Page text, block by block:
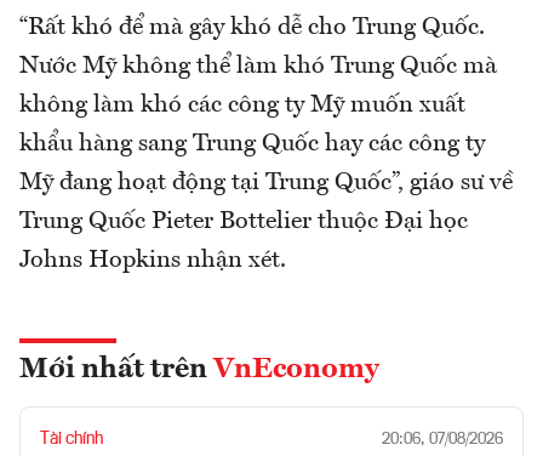
“Rất khó để mà gây khó dễ cho Trung Quốc.
Nước Mỹ không thể làm khó Trung Quốc mà
không làm khó các công ty Mỹ muốn xuất
khẩu hàng sang Trung Quốc hay các công ty
Mỹ đang hoạt động tại Trung Quốc”, giáo sư về
Trung Quốc Pieter Bottelier thuộc Đại học
Johns Hopkins nhận xét.
Mới nhất trên VnEconomy
Tài chính 20:06, 07/08/2026